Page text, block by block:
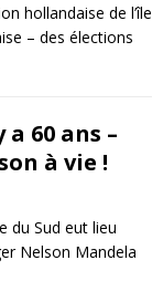
hollandaise de l’île
– des élections
a 60 ans –
à vie !
du Sud eut lieu
Nelson Mandela